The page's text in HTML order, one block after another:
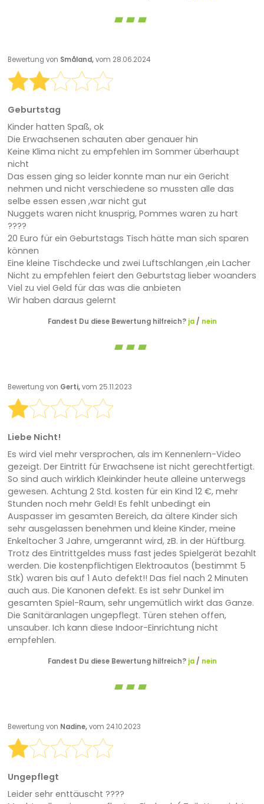
Bewertung von Småland,vom 28.06.2024
Geburtstag
Kinder hatten Spaß, ok
Die Erwachsenen schauten aber genauer hin
Keine Klima nicht zu empfehlen im Sommer überhaupt
nicht
Das essen ging so leider konnte man nur ein Gericht
nehmen und nicht verschiedene so mussten alle das
selbe essen essen ,war nicht gut
Nuggets waren nicht knusprig, Pommes waren zu hart
????
20 Euro für ein Geburtstags Tisch hätte man sich sparen
können
Eine kleine Tischdecke und zwei Luftschlangen ,ein Lacher
Nicht zu empfehlen feiert den Geburtstag lieber woanders
Viel zu viel Geld für das was die anbieten
Wir haben daraus gelernt
Fandest Du diese Bewertung hilfreich? ja/ nein
Bewertung von Gerti,vom 25.11.2023
Liebe Nicht!
Es wird viel mehr versprochen, als im Kennenlern-Video
gezeigt. Der Eintritt für Erwachsene ist nicht gerechtfertigt.
So sind auch wirklich Kleinkinder heute alleine unterwegs
gewesen. Achtung 2 Std. kosten für ein Kind 12 €, mehr
Stunden noch mehr Geld! Es fehlt unbedingt ein
Auspasser im gesamten Bereich, da ältere Kinder sich
sehr ausgelassen benehmen und kleine Kinder, meine
Enkeltocher 3 Jahre, umgerannt wird, zB. in der Hüftburg.
Trotz des Eintrittgeldes muss fast jedes Spielgerät bezahlt
werden. Die kostenpflichtigen Elektroautos (bestimmt 5
Stk) waren bis auf 1 Auto defekt!! Das fiel nach 2 Minuten
auch aus. Die Kanonen defekt. Es ist sehr Dunkel im
gesamten Spiel-Raum, sehr ungemütlich wirkt das Ganze.
Die Sanitäranlagen ungepflegt. Türen stehen offen,
unsauber. Ich kann diese Indoor-Einrichtung nicht
empfehlen.
Fandest Du diese Bewertung hilfreich? ja/ nein
Bewertung von Nadine,vom 24.10.2023
Ungepflegt
Leider sehr enttäuscht ????